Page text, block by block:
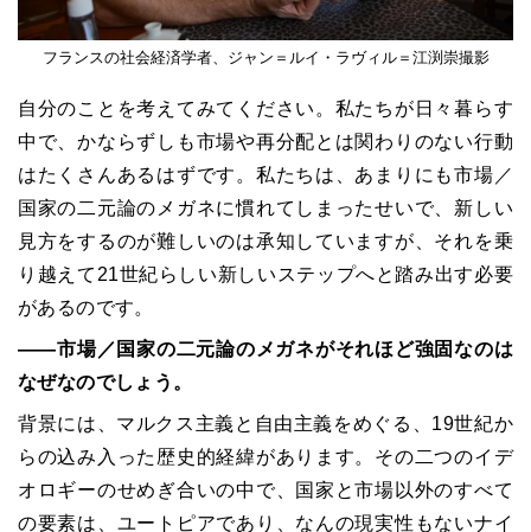
フランスの社会経済学者、ジャン＝ルイ・ラヴィル＝江渕崇撮影
自分のことを考えてみてください。私たちが日々暮らす
中で、かならずしも市場や再分配とは関わりのない行動
はたくさんあるはずです。私たちは、あまりにも市場／
国家の二元論のメガネに慣れてしまったせいで、新しい
見方をするのが難しいのは承知していますが、それを乗
り越えて 21世紀らしい新しいステップへと踏み出す必要
があるのです。
――市場／国家の二元論のメガネがそれほど強固なのは
なぜなのでしょう。
背景には、マルクス主義と自由主義をめぐる、 19世紀か
らの込み入った歴史的経緯があります。その二つのイデ
オロギーのせめぎ合いの中で、国家と市場以外のすべて
の要素は、ユートピアであり、なんの現実性もないナイ